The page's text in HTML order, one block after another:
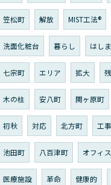
笠松町 解放 MIST工法®︎
洗面化粧台 暮らし はし
七宗町 エリア 拡大
木の柱 安八町 関ヶ原町
初秋 対応 北方町 工事
池田町 八百津町 オフィス
医療施設 革命 健康的